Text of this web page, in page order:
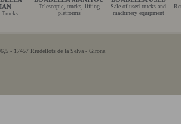
Trucks
Telescopic, trucks, lifting
platforms
Sale of used trucks and
machinery equipment
- 17457 Riudellots de la Selva - Girona